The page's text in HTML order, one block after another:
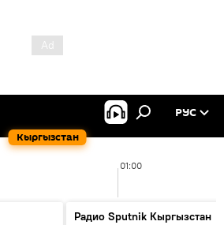
Кыргызстан
РУС
01:00
Радио Sputnik Кыргызстан